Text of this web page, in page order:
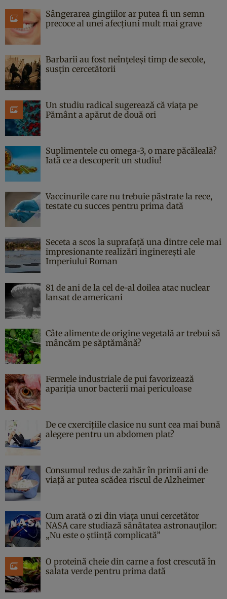
Sângerarea gingiilor ar putea fi un semn
precoce al unei afecțiuni mult mai grave
Barbarii au fost neînțeleși timp de secole,
susțin cercetătorii
Un studiu radical sugerează că viața pe
Pământ a apărut de două ori
Suplimentele cu omega-3, o mare păcăleală?
Iată ce a descoperit un studiu!
Vaccinurile care nu trebuie păstrate la rece,
testate cu succes pentru prima dată
Seceta a scos la suprafață una dintre cele mai
impresionante realizări inginerești ale
Imperiului Roman
81 de ani de la cel de-al doilea atac nuclear
lansat de americani
Câte alimente de origine vegetală ar trebui să
mâncăm pe săptămână?
Fermele industriale de pui favorizează
apariția unor bacterii mai periculoase
De ce cxercițiile clasice nu sunt cea mai bună
alegere pentru un abdomen plat?
Consumul redus de zahăr în primii ani de
viață ar putea scădea riscul de Alzheimer
Cum arată o zi din viața unui cercetător
NASA care studiază sănătatea astronauților:
„Nu este o știință complicată”
O proteină cheie din carne a fost crescută în
salata verde pentru prima dată